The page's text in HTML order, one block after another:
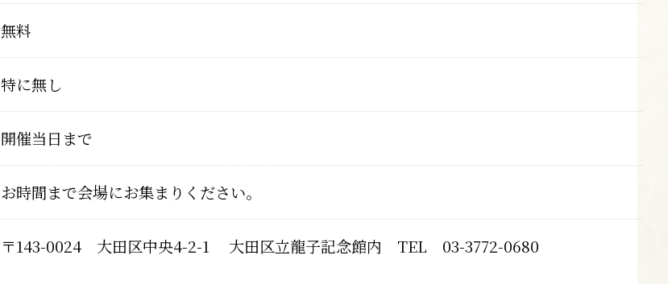
無料
特に無し
開催当日まで
お時間まで会場にお集まりください。
〒143-0024 大田区中央4-2-1 大田区立龍子記念館内 TEL 03-3772-0680